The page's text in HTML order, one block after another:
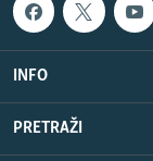
INFO
PRETRAŽI